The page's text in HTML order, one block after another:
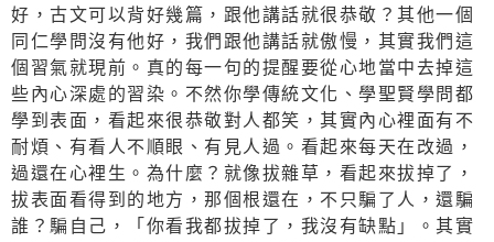
好，古文可以背好幾篇，跟他講話就很恭敬？其他一個
同仁學問沒有他好，我們跟他講話就傲慢，其實我們這
個習氣就現前。真的每一句的提醒要從心地當中去掉這
些內心深處的習染。不然你學傳統文化、學聖賢學問都
學到表面，看起來很恭敬對人都笑，其實內心裡面有不
耐煩、有看人不順眼、有見人過。看起來每天在改過，
過還在心裡生。為什麼？就像拔雜草，看起來拔掉了，
拔表面看得到的地方，那個根還在，不只騙了人，還騙
誰？騙自己，「你看我都拔掉了，我沒有缺點」。其實